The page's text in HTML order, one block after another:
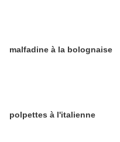
malfadine à la bolognaise
polpettes à l'italienne